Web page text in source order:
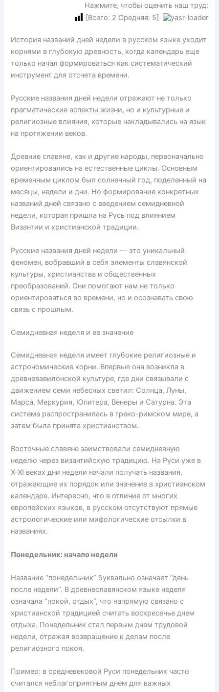
a
m
n
kl
a
s
ni
ki
c
b
o
o
k
at
s
A
p
p
d
t
l.
R
u
ai
Нажмите, чтобы оценить наш труд:
[Всего: 2 Средняя: 5]
История названий дней недели в русском языке уходит
корнями в глубокую древность, когда календарь еще
только начал формироваться как систематический
инструмент для отсчета времени.
Русские названия дней недели отражают не только
прагматические аспекты жизни, но и культурные и
религиозные влияния, которые накладывались на язык
на протяжении веков.
Древние славяне, как и другие народы, первоначально
ориентировались на естественные циклы. Основным
временным циклом был солнечный год, поделенный на
месяцы, недели и дни. Но формирование конкретных
названий дней связано с введением семидневной
недели, которая пришла на Русь под влиянием
Византии и христианской традиции.
Русские названия дней недели — это уникальный
феномен, вобравший в себя элементы славянской
культуры, христианства и общественных
преобразований. Они помогают нам не только
ориентироваться во времени, но и осознавать свою
связь с прошлым.
Семидневная неделя и ее значение
Семидневная неделя имеет глубокие религиозные и
астрономические корни. Впервые она возникла в
древневавилонской культуре, где дни связывали с
движением семи небесных светил: Солнца, Луны,
Марса, Меркурия, Юпитера, Венеры и Сатурна. Эта
система распространилась в греко-римском мире, а
затем была принята христианством.
Восточные славяне заимствовали семидневную
неделю через византийскую традицию. На Руси уже в
X-XI веках дни недели начали получать названия,
отражающие их порядок или значение в христианском
календаре. Интересно, что в отличие от многих
европейских языков, в русском отсутствуют прямые
астрологические или мифологические отсылки в
названиях.
Понедельник: начало недели
Название “понедельник” буквально означает “день
после недели”. В древнеславянском языке неделя
означала “покой, отдых”, что напрямую связано с
христианской традицией считать воскресенье днем
отдыха. Понедельник стал первым днем трудовой
недели, отражая возвращение к делам после
религиозного покоя.
Пример: в средневековой Руси понедельник часто
считался неблагоприятным днем для важных